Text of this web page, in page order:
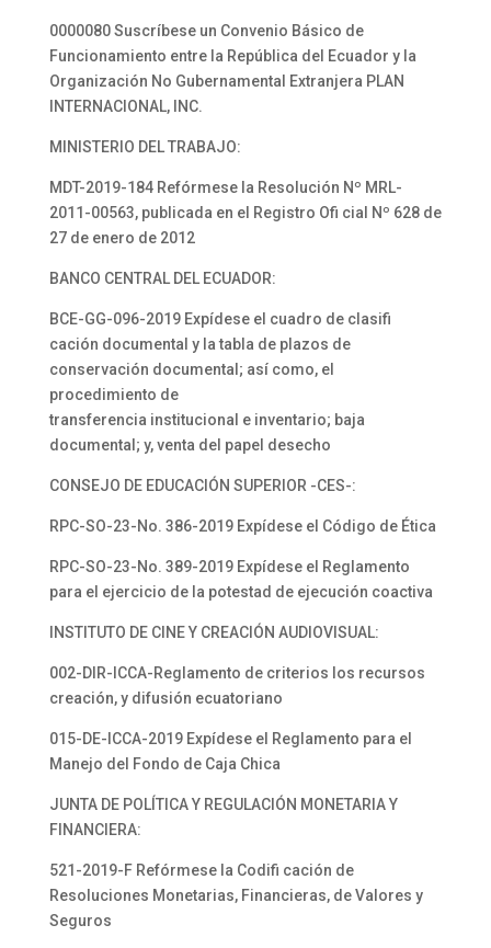
0000080 Suscríbese un Convenio Básico de
Funcionamiento entre la República del Ecuador y la
Organización No Gubernamental Extranjera PLAN
INTERNACIONAL, INC.
MINISTERIO DEL TRABAJO:
MDT-2019-184 Refórmese la Resolución Nº MRL-
2011-00563, publicada en el Registro Ofi cial Nº 628 de
27 de enero de 2012
BANCO CENTRAL DEL ECUADOR:
BCE-GG-096-2019 Expídese el cuadro de clasifi
cación documental y la tabla de plazos de
conservación documental; así como, el
procedimiento de
transferencia institucional e inventario; baja
documental; y, venta del papel desecho
CONSEJO DE EDUCACIÓN SUPERIOR -CES-:
RPC-SO-23-No. 386-2019 Expídese el Código de Ética
RPC-SO-23-No. 389-2019 Expídese el Reglamento
para el ejercicio de la potestad de ejecución coactiva
INSTITUTO DE CINE Y CREACIÓN AUDIOVISUAL:
002-DIR-ICCA-Reglamento de criterios los recursos
creación, y difusión ecuatoriano
015-DE-ICCA-2019 Expídese el Reglamento para el
Manejo del Fondo de Caja Chica
JUNTA DE POLÍTICA Y REGULACIÓN MONETARIA Y
FINANCIERA:
521-2019-F Refórmese la Codifi cación de
Resoluciones Monetarias, Financieras, de Valores y
Seguros